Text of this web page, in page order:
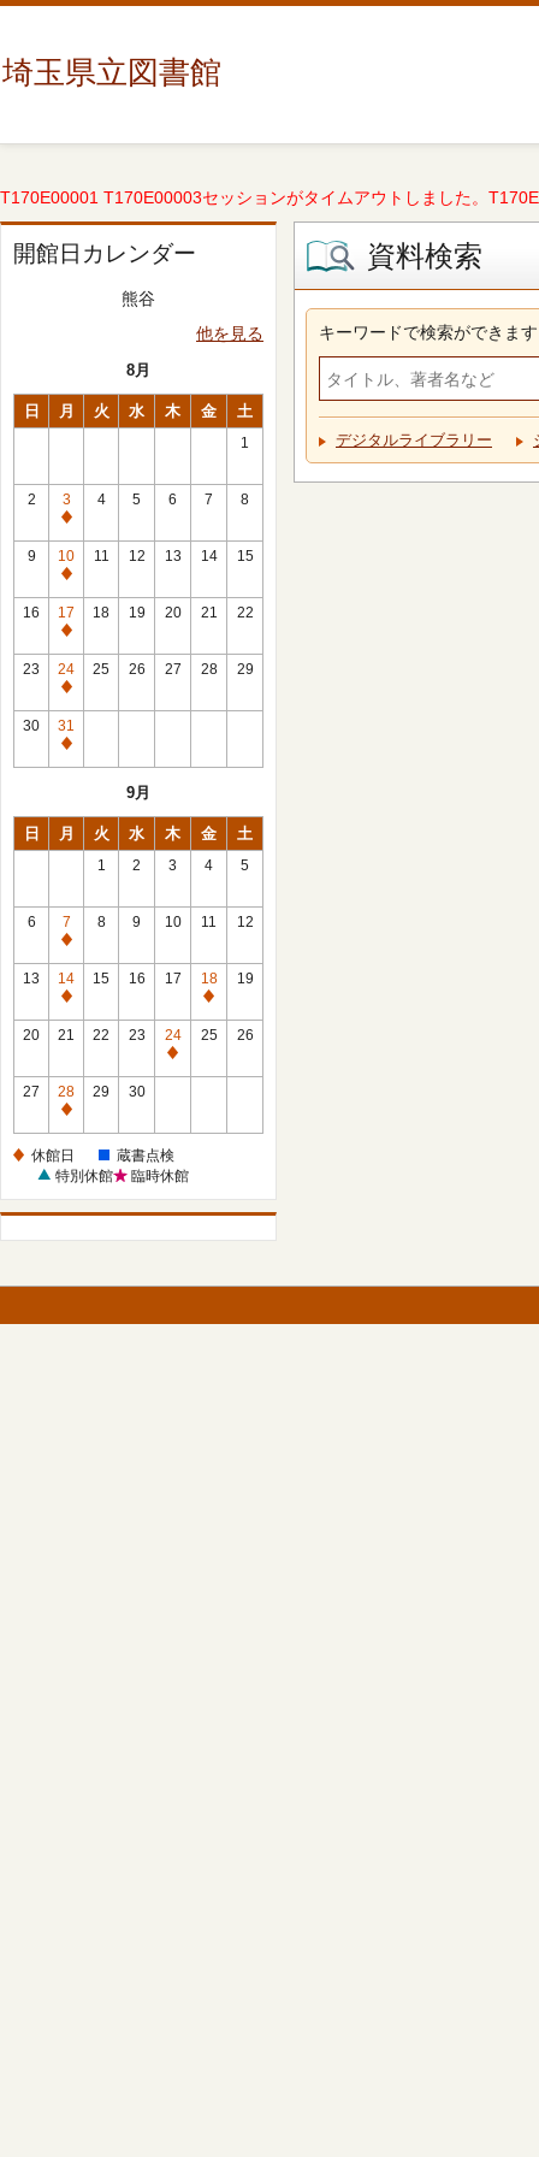
埼玉県立図書館
T170E00001 T170E00003セッションがタイムアウトしました。
開館日カレンダー
熊谷
他を見る
8月
日 月 火 水 木 金 土
1
2
3
休
館
日
4 5 6 7 8
9
10
休
館
日
11 12 13 14 15
16
17
休
館
日
18 19 20 21 22
23
24
休
館
日
25 26 27 28 29
30
31
休
9月
日 月 火 水 木 金 土
1 2 3 4 5
6
7
休
館
日
8 9 10 11 12
13
14
休
館
15 16 17
18
休
館
19
20 21 22 23
24
休
25 26
27
28
休
日
29 30
休館日
蔵書点検
特別休館
臨時休館
資料検索
キーワードで検索ができます
デジタルライブラリー